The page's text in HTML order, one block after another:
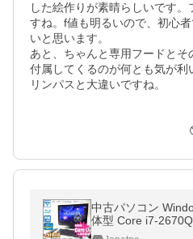
した絵作りが素晴らしいです
すね。f値も明るいので、初心
いと思います。
あと、ちゃんと専用フードと
付属してくるのが何とも気が利
リンパスと大違いですね。
中古パソコン
体型 Core i7-
DD3TB ブルーレイ